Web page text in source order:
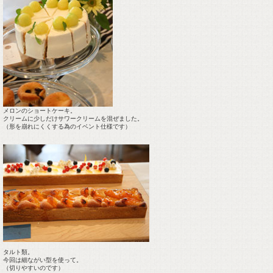
メロンのショートケーキ。
クリームに少しだけサワークリームを混ぜました。
（形を崩れにくくする為のイベント仕様です）
タルト類。
今回は細ながい型を使って。
（切りやすいのです）